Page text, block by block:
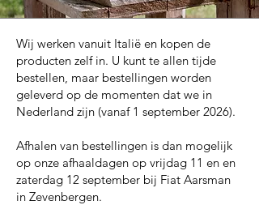
Wij werken vanuit Italië en kopen de
producten zelf in. U kunt te allen tijde
bestellen, maar bestellingen worden
geleverd op de momenten dat we in
Nederland zijn (vanaf 1 september 2026).
Afhalen van bestellingen is dan mogelijk
op onze afhaaldagen op vrijdag 11 en en
zaterdag 12 september bij Fiat Aarsman
in Zevenbergen.